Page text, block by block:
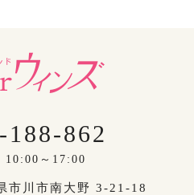
188-862
～17:00
市川市南大野 3-21-18